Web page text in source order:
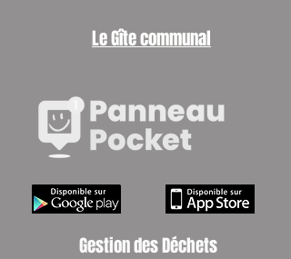
Le Gîte communal
Gestion des Déchets